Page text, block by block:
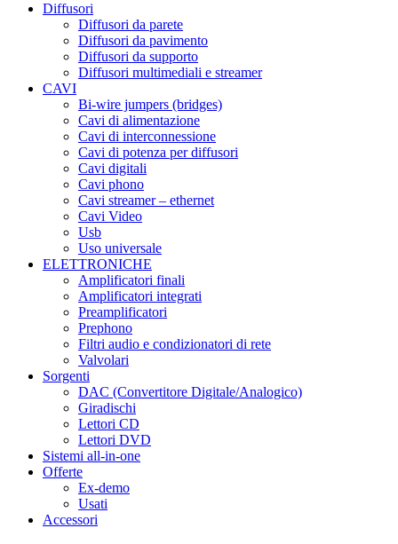
Diffusori
Diffusori da parete
Diffusori da pavimento
Diffusori da supporto
Diffusori multimediali e streamer
CAVI
Bi-wire jumpers (bridges)
Cavi di alimentazione
Cavi di interconnessione
Cavi di potenza per diffusori
Cavi digitali
Cavi phono
Cavi streamer – ethernet
Cavi Video
Usb
Uso universale
ELETTRONICHE
Amplificatori finali
Amplificatori integrati
Preamplificatori
Prephono
Filtri audio e condizionatori di rete
Valvolari
Sorgenti
DAC (Convertitore Digitale/Analogico)
Giradischi
Lettori CD
Lettori DVD
Sistemi all-in-one
Offerte
Ex-demo
Usati
Accessori